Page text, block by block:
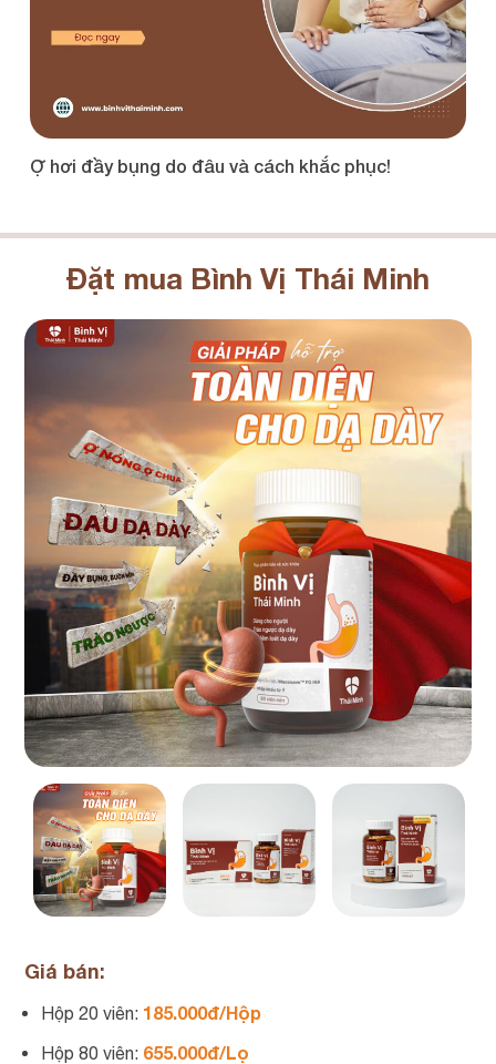
Ợ hơi đầy bụng do đâu và cách khắc phục!
Đặt mua Bình Vị Thái Minh
Giá bán:
Hộp 20 viên: 185.000đ/Hộp
Hộp 80 viên: 655.000đ/Lọ